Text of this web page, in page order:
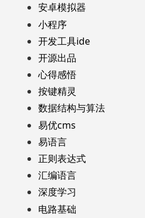
安卓模拟器
小程序
开发工具ide
开源出品
心得感悟
按键精灵
数据结构与算法
易优cms
易语言
正则表达式
汇编语言
深度学习
电路基础